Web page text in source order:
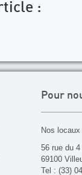
:
Pour
Nos
56 rue du
69100
Tel : (33)